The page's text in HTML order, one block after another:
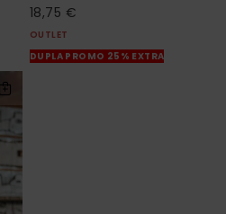
18,75 €
OUTLET
DUPLA PROMO 25% EXTRA